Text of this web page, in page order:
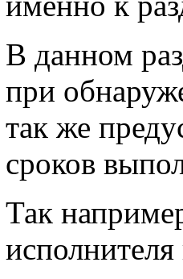
В данном
при
так же
сроков
Так